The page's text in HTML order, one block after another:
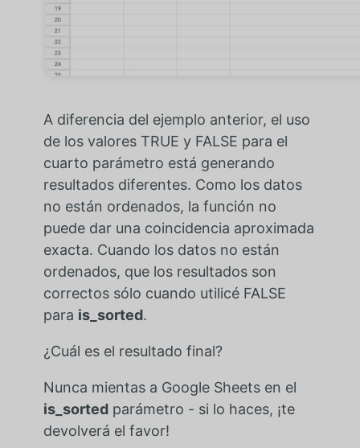
A diferencia del ejemplo anterior, el uso
de los valores TRUE y FALSE para el
cuarto parámetro está generando
resultados diferentes. Como los datos
no están ordenados, la función no
puede dar una coincidencia aproximada
exacta. Cuando los datos no están
ordenados, que los resultados son
correctos sólo cuando utilicé FALSE
para is_sorted.
¿Cuál es el resultado final?
Nunca mientas a Google Sheets en el
is_sortedparámetro - si lo haces, ¡te
devolverá el favor!